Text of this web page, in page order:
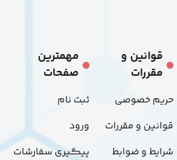
قوانین و
مقررات
حریم خصوصی
قوانین و مقررات
شرایط و ضوابط
مهمترین
صفحات
ثبت نام
ورود
پیگیری سفارشات